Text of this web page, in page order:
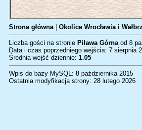
Strona główna| Okolice Wrocławia i
Liczba gości na stronie Piława Górnaod 8
Data i czas poprzedniego wejścia: 7 sierpnia
Średnia wejść dziennie: 1.05
Wpis do bazy MySQL: 8 października 2015
Ostatnia modyfikacja strony: 28 lutego 2026